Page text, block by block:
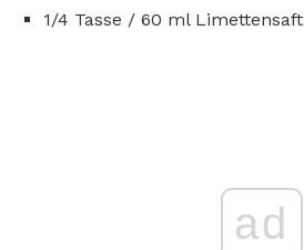
1/4 Tasse / 60 ml Limettensaft
ad